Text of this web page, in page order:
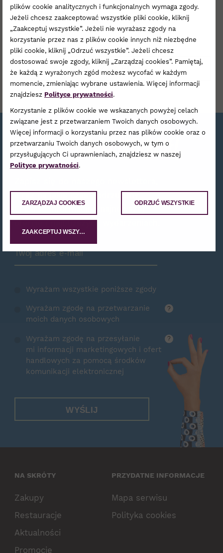
Lokalizacja
Parter Poziom 1
ZOBACZ NA PLANIE
Bądźmy w kontakcie!
a raz na jakiś czas podrzucimy
Ci garść informacji o najnowszej
ofercie i najbliższych wydarzeniach.
Zamów Newsletter
Wyrażam wszystkie poniższe zgody
Wyrażam zgodę na przetwarzanie
moich danych osobowych
?
Wyrażam zgodę na przesyłanie
mi informacji marketingowych i ofert
handlowych za pomocą środków
komunikacji elektronicznej
?
WYŚLIJ
NA SKRÓTY
Zakupy
Restauracje
Aktualności
Promocje
PRZYDATNE INFORMACJE
Mapa serwisu
Polityka cookies
plików cookie analitycznych i funkcjonalnych wymaga zgody.
Jeżeli chcesz zaakceptować wszystkie pliki cookie, kliknij
„Zaakceptuj wszystkie”. Jeżeli nie wyrażasz zgody na
korzystanie przez nas z plików cookie innych niż niezbędne
pliki cookie, kliknij „Odrzuć wszystkie”. Jeżeli chcesz
dostosować swoje zgody, kliknij „Zarządzaj cookies”. Pamiętaj,
że każdą z wyrażonych zgód możesz wycofać w każdym
momencie, zmieniając wybrane ustawienia. Więcej informacji
znajdziesz Polityce prywatności.
Korzystanie z plików cookie we wskazanych powyżej celach
związane jest z przetwarzaniem Twoich danych osobowych.
Więcej informacji o korzystaniu przez nas plików cookie oraz o
przetwarzaniu Twoich danych osobowych, w tym o
przysługujących Ci uprawnieniach, znajdziesz w naszej
Polityce prywatności.
ZARZĄDZAJ COOKIES ODRZUĆ WSZYSTKIE
ZAAKCEPTUJ WSZYSTKIE